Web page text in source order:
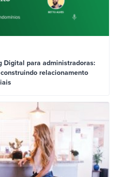
Digital para administradoras:
relacionamento